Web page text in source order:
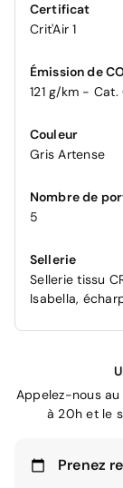
Certificat
Crit'Air 1
Émission de
121 g/km - Cat.
Couleur
Gris Artense
Nombre de
5
Sellerie
Sellerie tissu
Isabella,
Appelez-nous au
à 20h et le
Prenez